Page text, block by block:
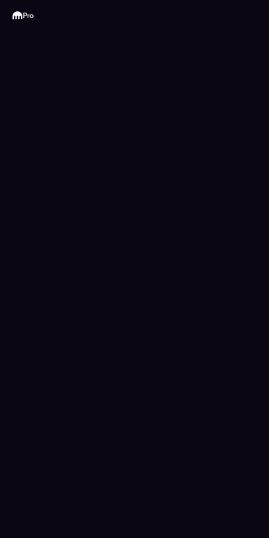
Kraken
Pro